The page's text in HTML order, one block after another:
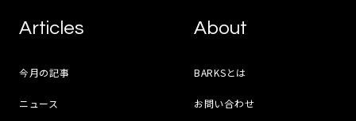
Articles
今月の記事
ニュース
About
BARKSとは
お問い合わせ